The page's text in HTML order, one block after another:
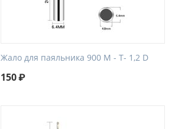
Жало для паяльника 900 М - Т- 1,2 D
150₽